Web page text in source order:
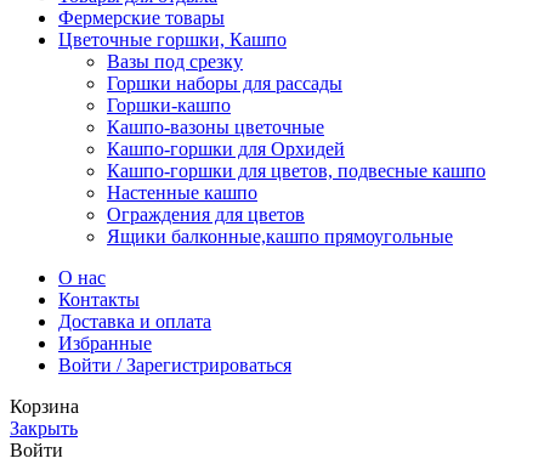
Фермерские товары
Цветочные горшки, Кашпо
Вазы под срезку
Горшки наборы для рассады
Горшки-кашпо
Кашпо-вазоны цветочные
Кашпо-горшки для Орхидей
Кашпо-горшки для цветов, подвесные кашпо
Настенные кашпо
Ограждения для цветов
Ящики балконные,кашпо прямоугольные
О нас
Контакты
Доставка и оплата
Избранные
Войти / Зарегистрироваться
Корзина
Закрыть
Войти